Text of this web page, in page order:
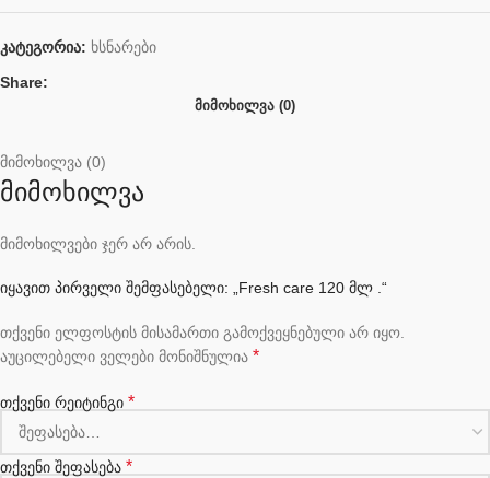
კატეგორია: ხსნარები
Share:
ᲛᲘᲛᲝᲮᲘᲚᲕᲐ (0)
მიმოხილვა (0)
მიმოხილვა
მიმოხილვები ჯერ არ არის.
იყავით პირველი შემფასებელი: „Fresh care 120 მლ .“
თქვენი ელფოსტის მისამართი გამოქვეყნებული არ იყო.
აუცილებელი ველები მონიშნულია *
თქვენი რეიტინგი *
თქვენი შეფასება *